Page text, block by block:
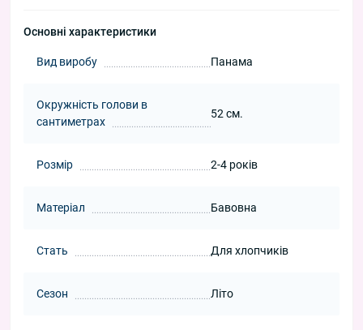
Основні характеристики
Вид виробу Панама
Окружність голови в
сантиметрах
52 см.
Розмір 2-4 років
Матеріал Бавовна
Стать Для хлопчиків
Сезон Літо